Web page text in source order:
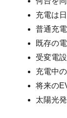
充電は
普通充
既存の
受変電
充電中
将来の
太陽光